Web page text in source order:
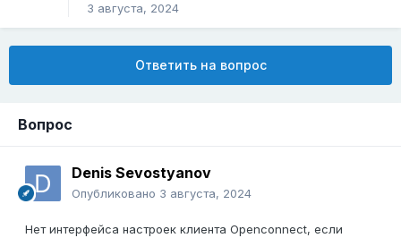
3 августа, 2024
Ответить на вопрос
Вопрос
Denis Sevostyanov
Опубликовано 3 августа, 2024
Нет интерфейса настроек клиента Openconnect, если